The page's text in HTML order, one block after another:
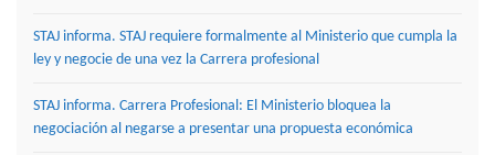
STAJ informa. STAJ requiere formalmente al Ministerio que cumpla la
ley y negocie de una vez la Carrera profesional
STAJ informa. Carrera Profesional: El Ministerio bloquea la
negociación al negarse a presentar una propuesta económica